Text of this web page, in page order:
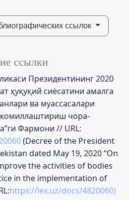
ссылок
ссылки
Президентининг 2020
ҳуқуқий сиёсатини амалга
ва муассасалари
чора-
Фармони // URL:
(Decree of the President
dated May 19, 2020 “On
the activities of bodies
in the implementation of
https://lex.uz/docs/4820060)